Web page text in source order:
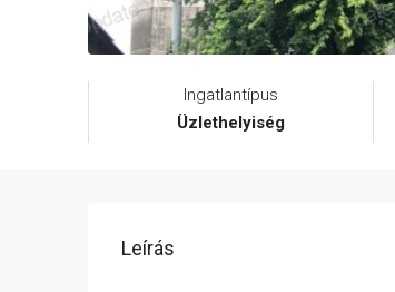
Ingatlantípus
Üzlethelyiség
Leírás